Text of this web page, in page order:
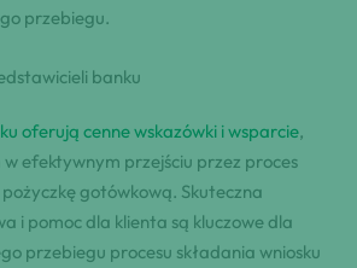
przebiegu.
banku
oferują cenne wskazówki i wsparcie,
efektywnym przejściu przez proces
pożyczkę gotówkową. Skuteczna
i pomoc dla klienta są kluczowe dla
przebiegu procesu składania wniosku